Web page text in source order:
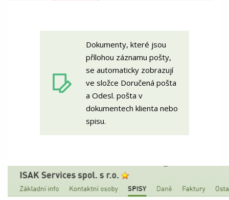
Dokumenty, které jsou
přílohou záznamu pošty,
se automaticky zobrazují
ve složce Doručená pošta
a Odesl. pošta v
dokumentech klienta nebo
spisu.